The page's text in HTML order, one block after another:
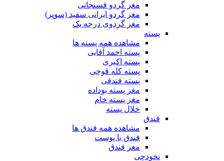
مغز گردو فسنجانی
مغز گردو ایرانی سفید (سوپر)
مغز گردوی درجه یک
پسته
مشاهده همه پسته ها
پسته احمد آقایی
پسته اکبری
پسته کله قوچی
پسته فندقی
مغز پسته بوداده
مغز پسته خام
خلال پسته
فندق
مشاهده همه فندق ها
فندق با پوست
مغز فندق
نخودچی